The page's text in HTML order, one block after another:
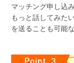
マッチング申し込
もっと話してみた
を送ることも可能